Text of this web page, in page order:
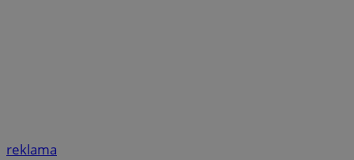
reklama